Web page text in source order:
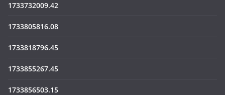
1733732009.42
1733805816.08
1733818796.45
1733855267.45
1733856503.15